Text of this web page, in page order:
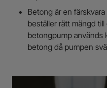
Betong är en
beställer rätt mängd
betongpump används
betong då pumpen